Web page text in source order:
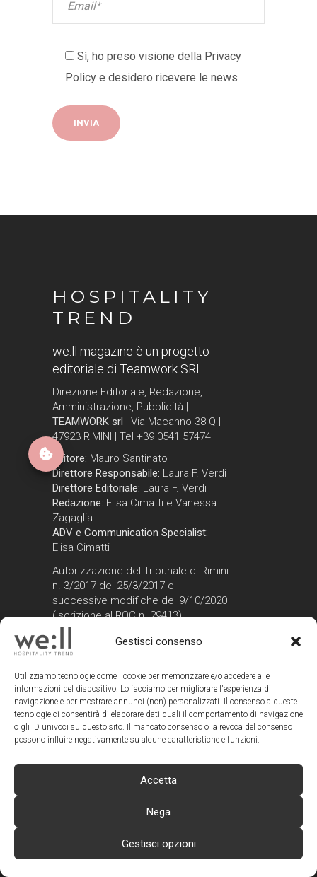
Gestisci consenso
Utilizziamo tecnologie come i cookie per memorizzare e/o accedere alle
informazioni del dispositivo. Lo facciamo per migliorare l'esperienza di
navigazione e per mostrare annunci (non) personalizzati. Il consenso a queste
tecnologie ci consentirà di elaborare dati quali il comportamento di navigazione
o gli ID univoci su questo sito. Il mancato consenso o la revoca del consenso
possono influire negativamente su alcune caratteristiche e funzioni.
Accetta
Nega
Gestisci opzioni
Sì, ho preso visione della Privacy
Policy e desidero ricevere le news
HOSPITALITY
TREND
we:ll magazine è un progetto
editoriale di Teamwork SRL
Direzione Editoriale, Redazione,
Amministrazione, Pubblicità |
TEAMWORK srl | Via Macanno 38 Q |
47923 RIMINI | Tel +39 0541 57474
Editore: Mauro Santinato
Direttore Responsabile: Laura F. Verdi
Direttore Editoriale: Laura F. Verdi
Redazione: Elisa Cimatti e Vanessa
Zagaglia
ADV e Communication Specialist:
Elisa Cimatti
Autorizzazione del Tribunale di Rimini
n. 3/2017 del 25/3/2017 e
successive modifiche del 9/10/2020
(Iscrizione al ROC n. 29413)
CONTATTI WE:LL
redazione@wellmagazine.it
Advertising:
advertising@wellmagazine.it
TAG
ARCHITETTURE DI VINO
BANDI E CONCORSI
BAR E RISTORANTI BENESSERE